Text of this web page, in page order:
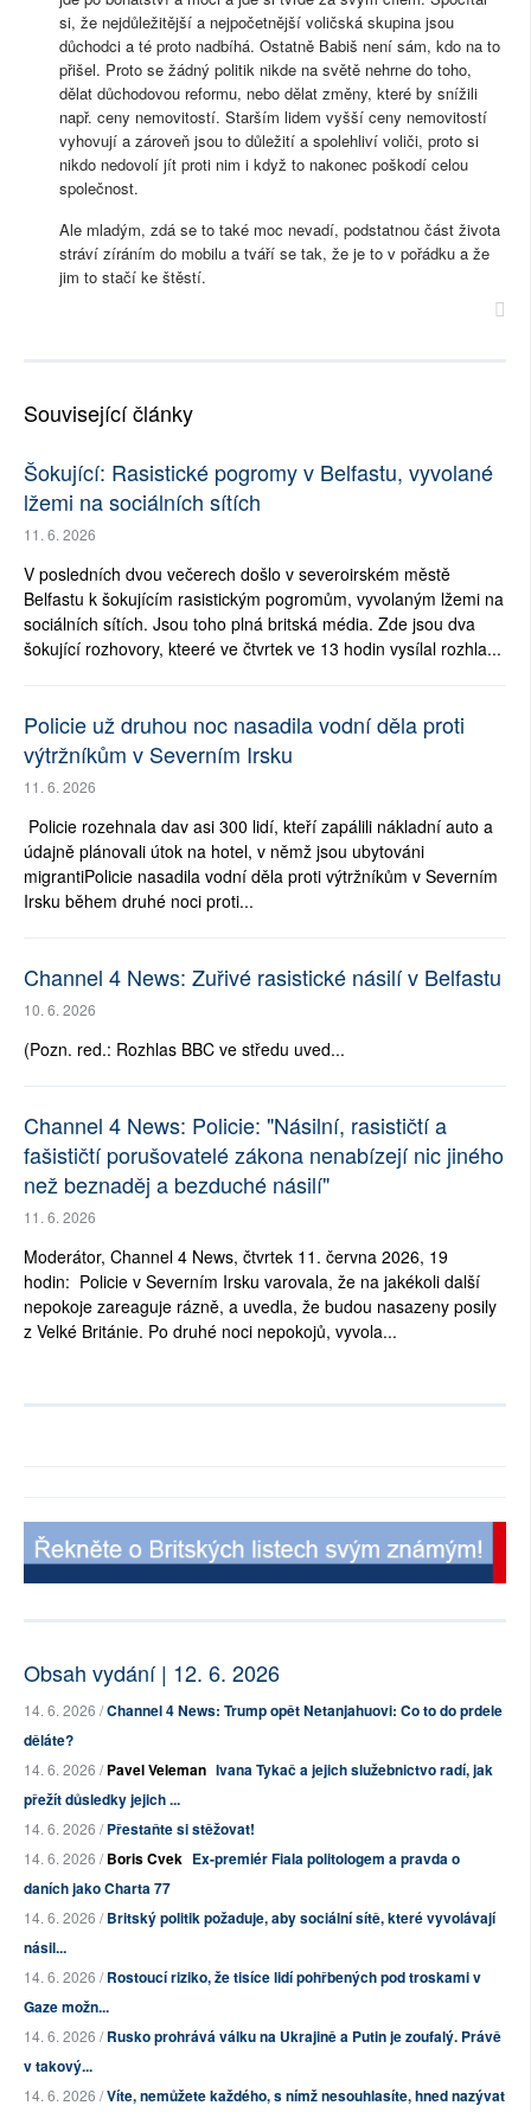
si, že nejdůležitější a nejpočetnější voličská skupina jsou
důchodci a té proto nadbíhá. Ostatně Babiš není sám, kdo na to
přišel. Proto se žádný politik nikde na světě nehrne do toho,
dělat důchodovou reformu, nebo dělat změny, které by snížili
např. ceny nemovitostí. Starším lidem vyšší ceny nemovitostí
vyhovují a zároveň jsou to důležití a spolehliví voliči, proto si
nikdo nedovolí jít proti nim i když to nakonec poškodí celou
společnost.
Ale mladým, zdá se to také moc nevadí, podstatnou část života
stráví zíráním do mobilu a tváří se tak, že je to v pořádku a že
jim to stačí ke štěstí.
Související články
Šokující: Rasistické pogromy v Belfastu, vyvolané
lžemi na sociálních sítích
11. 6. 2026
V posledních dvou večerech došlo v severoirském městě
Belfastu k šokujícím rasistickým pogromům, vyvolaným lžemi na
sociálních sítích. Jsou toho plná britská média. Zde jsou dva
šokující rozhovory, kteeré ve čtvrtek ve 13 hodin vysílal rozhla...
Policie už druhou noc nasadila vodní děla proti
výtržníkům v Severním Irsku
11. 6. 2026
Policie rozehnala dav asi 300 lidí, kteří zapálili nákladní auto a
údajně plánovali útok na hotel, v němž jsou ubytováni
migrantiPolicie nasadila vodní děla proti výtržníkům v Severním
Irsku během druhé noci proti...
Channel 4 News: Zuřivé rasistické násilí v Belfastu
10. 6. 2026
(Pozn. red.: Rozhlas BBC ve středu uved...
Channel 4 News: Policie: "Násilní, rasističtí a
fašističtí porušovatelé zákona nenabízejí nic jiného
než beznaděj a bezduché násilí"
11. 6. 2026
Moderátor, Channel 4 News, čtvrtek 11. června 2026, 19
hodin: Policie v Severním Irsku varovala, že na jakékoli další
nepokoje zareaguje rázně, a uvedla, že budou nasazeny posily
z Velké Británie. Po druhé noci nepokojů, vyvola...
Obsah vydání | 12. 6. 2026
14. 6. 2026 /Channel 4 News: Trump opět Netanjahuovi: Co to do prdele
děláte?
14. 6. 2026 /Pavel Veleman Ivana Tykač a jejich služebnictvo radí, jak
přežít důsledky jejich ...
14. 6. 2026 /Přestaňte si stěžovat!
14. 6. 2026 /Boris Cvek Ex-premiér Fiala politologem a pravda o
daních jako Charta 77
14. 6. 2026 /Britský politik požaduje, aby sociální sítě, které vyvolávají
násil...
14. 6. 2026 /Rostoucí riziko, že tisíce lidí pohřbených pod troskami v
Gaze možn...
14. 6. 2026 /Rusko prohrává válku na Ukrajině a Putin je zoufalý. Právě
v takový...
14. 6. 2026 /Víte, nemůžete každého, s nímž nesouhlasíte, hned nazývat